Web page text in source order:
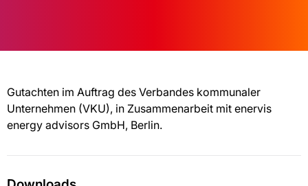
Gutachten im Auftrag des Verbandes kommunaler
Unternehmen (VKU), in Zusammenarbeit mit enervis
energy advisors GmbH, Berlin.